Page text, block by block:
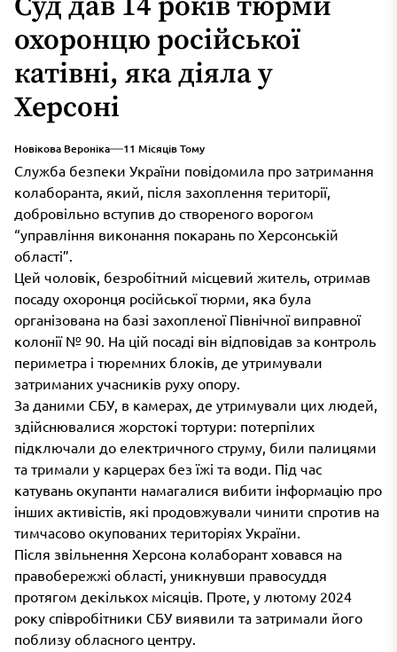
Суд дав 14 років тюрми
охоронцю російської
катівні, яка діяла у
Херсоні
Новікова Вероніка 11 Місяців Тому
Служба безпеки України повідомила про затримання
колаборанта, який, після захоплення території,
добровільно вступив до створеного ворогом
“управління виконання покарань по Херсонській
області”.
Цей чоловік, безробітний місцевий житель, отримав
посаду охоронця російської тюрми, яка була
організована на базі захопленої Північної виправної
колонії № 90. На цій посаді він відповідав за контроль
периметра і тюремних блоків, де утримували
затриманих учасників руху опору.
За даними СБУ, в камерах, де утримували цих людей,
здійснювалися жорстокі тортури: потерпілих
підключали до електричного струму, били палицями
та тримали у карцерах без їжі та води. Під час
катувань окупанти намагалися вибити інформацію про
інших активістів, які продовжували чинити спротив на
тимчасово окупованих територіях України.
Після звільнення Херсона колаборант ховався на
правобережжі області, уникнувши правосуддя
протягом декількох місяців. Проте, у лютому 2024
року співробітники СБУ виявили та затримали його
поблизу обласного центру.